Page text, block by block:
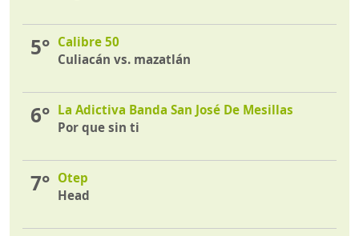
5° Calibre 50
Culiacán vs. mazatlán
6° La Adictiva Banda San José De Mesillas
Por que sin ti
7° Otep
Head